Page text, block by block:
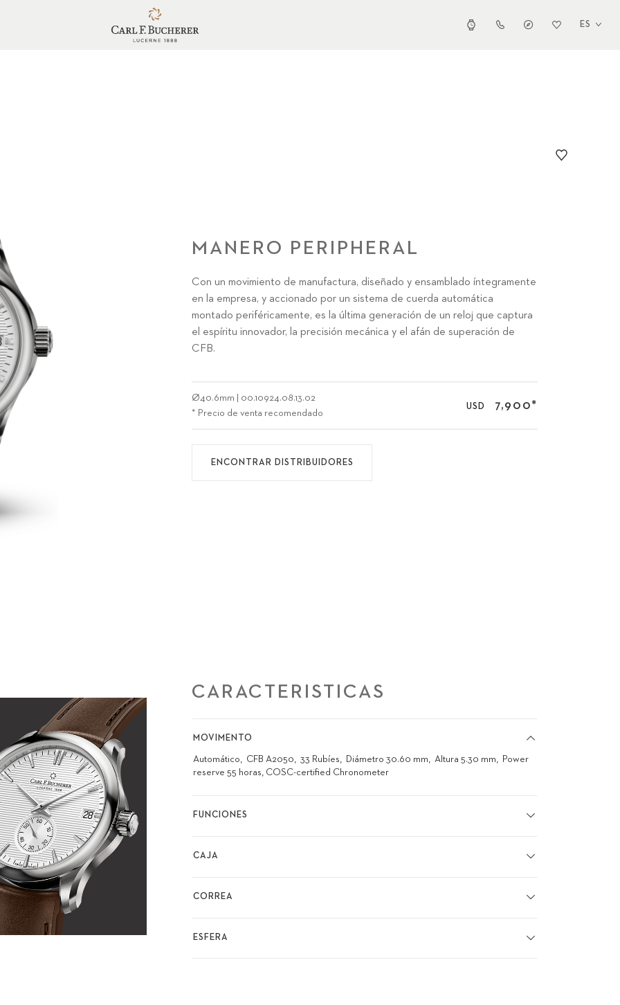
ES
MANERO PERIPHERAL
Con un movimiento de manufactura, diseñado y ensamblado íntegramente
en la empresa, y accionado por un sistema de cuerda automática
montado periféricamente, es la última generación de un reloj que captura
el espíritu innovador, la precisión mecánica y el afán de superación de
CFB.
Ø40.6mm
00.10924.08.13.02
* Precio de venta recomendado
USD 7,900*
ENCONTRAR DISTRIBUIDORES
CARACTERISTICAS
MOVIMENTO
Automático CFB A2050 33 Rubíes Diámetro 30.60 mm Altura 5.30 mm
Power
reserve 55 horas, COSC-certified Chronometer
FUNCIONES
CAJA
CORREA
ESFERA